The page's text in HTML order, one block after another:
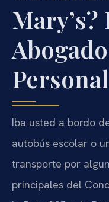
Iba usted a bordo
autobús escolar o
transporte por
principales del